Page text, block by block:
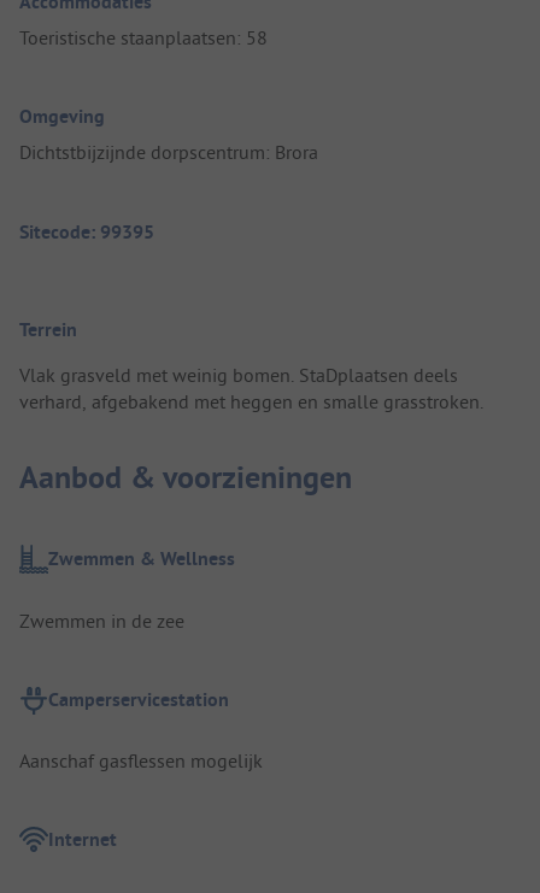
Toeristische staanplaatsen: 58
Omgeving
Dichtstbijzijnde dorpscentrum: Brora
Sitecode: 99395
Terrein
Vlak grasveld met weinig bomen. StaDplaatsen deels
verhard, afgebakend met heggen en smalle grasstroken.
Aanbod & voorzieningen
Zwemmen & Wellness
Zwemmen in de zee
Camperservicestation
Aanschaf gasflessen mogelijk
Internet